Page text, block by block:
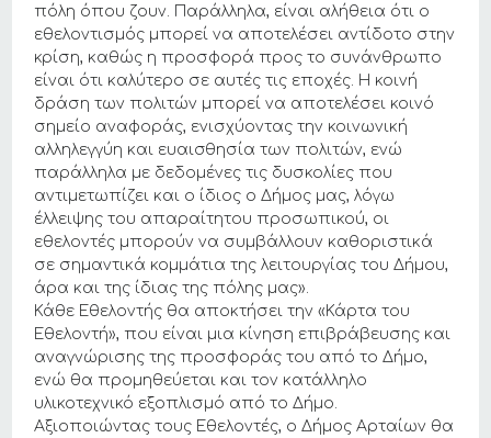
πόλη όπου ζουν. Παράλληλα, είναι αλήθεια ότι ο
εθελοντισμός μπορεί να αποτελέσει αντίδοτο στην
κρίση, καθώς η προσφορά προς το συνάνθρωπο
είναι ότι καλύτερο σε αυτές τις εποχές. Η κοινή
δράση των πολιτών μπορεί να αποτελέσει κοινό
σημείο αναφοράς, ενισχύοντας την κοινωνική
αλληλεγγύη και ευαισθησία των πολιτών, ενώ
παράλληλα με δεδομένες τις δυσκολίες που
αντιμετωπίζει και ο ίδιος ο Δήμος μας, λόγω
έλλειψης του απαραίτητου προσωπικού, οι
εθελοντές μπορούν να συμβάλλουν καθοριστικά
σε σημαντικά κομμάτια της λειτουργίας του Δήμου,
άρα και της ίδιας της πόλης μας».
Κάθε Εθελοντής θα αποκτήσει την «Κάρτα του
Εθελοντή», που είναι μια κίνηση επιβράβευσης και
αναγνώρισης της προσφοράς του από το Δήμο,
ενώ θα προμηθεύεται και τον κατάλληλο
υλικοτεχνικό εξοπλισμό από το Δήμο.
Αξιοποιώντας τους Εθελοντές, ο Δήμος Αρταίων θα